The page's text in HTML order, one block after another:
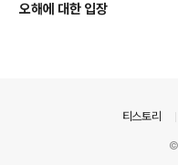
오해에 대한 입장
티스토리
©